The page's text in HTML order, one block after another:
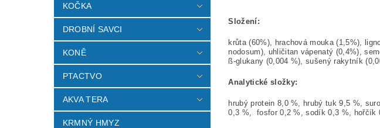
KOČKA
DROBNÍ SAVCI
KONĚ
PTACTVO
AKVA TERA
KRMNÝ HMYZ
Složení:
krůta (60%), hrachová mouka (1,5%),
nodosum), uhličitan vápenatý (0,4%),
ß-glukany (0,004 %), sušený rakytník
Analytické složky:
hrubý protein 8,0 %, hrubý tuk 9,5 %,
0,3 %, fosfor 0,2 %, sodík 0,3 %, hořčík